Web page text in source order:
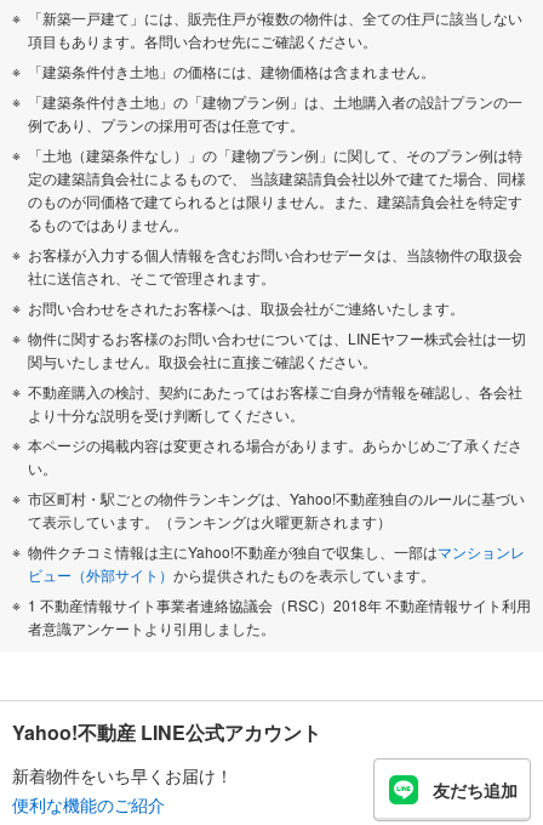
「新築一戸建て」には、販売住戸が複数の物件は、全ての住戸に該当しない
項目もあります。各問い合わせ先にご確認ください。
「建築条件付き土地」の価格には、建物価格は含まれません。
「建築条件付き土地」の「建物プラン例」は、土地購入者の設計プランの一
例であり、プランの採用可否は任意です。
「土地（建築条件なし）」の「建物プラン例」に関して、そのプラン例は特
定の建築請負会社によるもので、 当該建築請負会社以外で建てた場合、同様
のものが同価格で建てられるとは限りません。また、建築請負会社を特定す
るものではありません。
お客様が入力する個人情報を含むお問い合わせデータは、当該物件の取扱会
社に送信され、そこで管理されます。
お問い合わせをされたお客様へは、取扱会社がご連絡いたします。
物件に関するお客様のお問い合わせについては、LINEヤフー株式会社は一切
関与いたしません。取扱会社に直接ご確認ください。
不動産購入の検討、契約にあたってはお客様ご自身が情報を確認し、各会社
より十分な説明を受け判断してください。
本ページの掲載内容は変更される場合があります。あらかじめご了承くださ
い。
市区町村・駅ごとの物件ランキングは、Yahoo!不動産独自のルールに基づい
て表示しています。（ランキングは火曜更新されます）
物件クチコミ情報は主にYahoo!不動産が独自で収集し、一部はマンションレ
ビュー（外部サイト） から提供されたものを表示しています。
1 不動産情報サイト事業者連絡協議会（RSC）2018年 不動産情報サイト利用
者意識アンケートより引用しました。
Yahoo!不動産 LINE公式アカウント
新着物件をいち早くお届け！
便利な機能のご紹介
友だち追加